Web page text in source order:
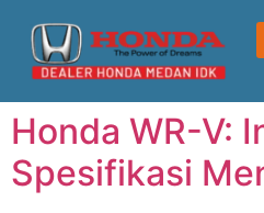
Honda WR-V:
Spesifikasi